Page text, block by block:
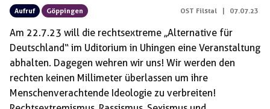
Aufruf Göppingen OST Filstal | 07.07.23
Am 22.7.23 will die rechtsextreme ,,Alternative für
Deutschland“ im Uditorium in Uhingen eine Veranstaltung
abhalten. Dagegen wehren wir uns! Wir werden den
rechten keinen Millimeter überlassen um ihre
Menschenverachtende Ideologie zu verbreiten!